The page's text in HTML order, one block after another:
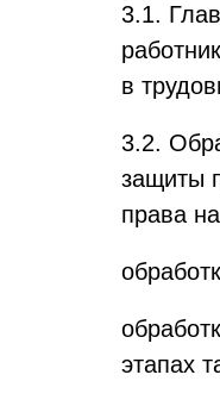
3.1.
в
3.2.
защиты
права
этапах